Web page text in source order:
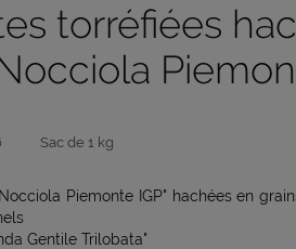
torréfiées
Sac de 1 kg
Piemonte IGP" hachées en
Gentile Trilobata"